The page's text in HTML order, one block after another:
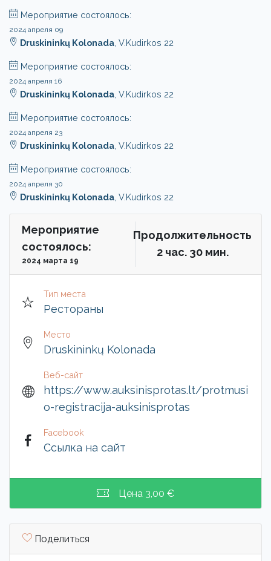
Мероприятие состоялось:
2024 апреля 09
Druskininkų Kolonada , V.Kudirkos 22
Мероприятие состоялось:
2024 апреля 16
Druskininkų Kolonada , V.Kudirkos 22
Мероприятие состоялось:
2024 апреля 23
Druskininkų Kolonada , V.Kudirkos 22
Мероприятие состоялось:
2024 апреля 30
Druskininkų Kolonada , V.Kudirkos 22
Мероприятие
состоялось:
2024 марта 19
Продолжительность
2 чac. 30 мин.
Тип места
Рестораны
Место
Druskininkų Kolonada
Веб-сайт
https://www.auksinisprotas.lt/protmusi
o-registracija-auksinisprotas
Facebook
Ссылка на сайт
Цена 3,00 €
Поделиться